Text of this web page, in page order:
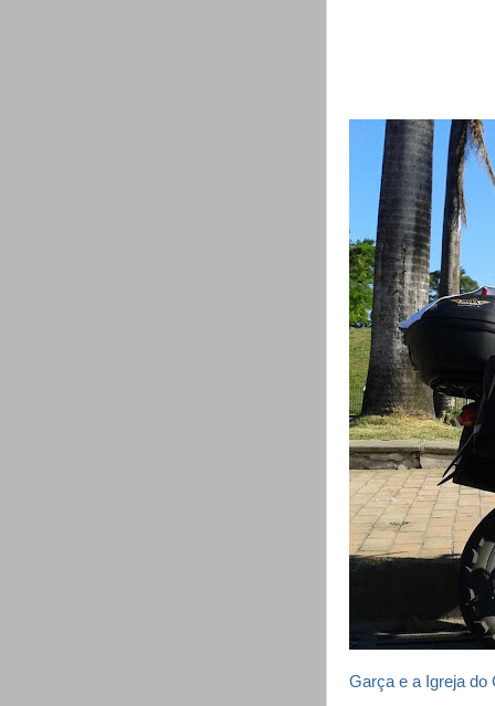
Garça e a Igreja do